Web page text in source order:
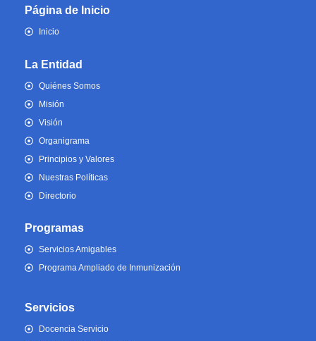
Página de Inicio
Inicio
La Entidad
Quiénes Somos
Misión
Visión
Organigrama
Principios y Valores
Nuestras Políticas
Directorio
Programas
Servicios Amigables
Programa Ampliado de Inmunización
Servicios
Docencia Servicio